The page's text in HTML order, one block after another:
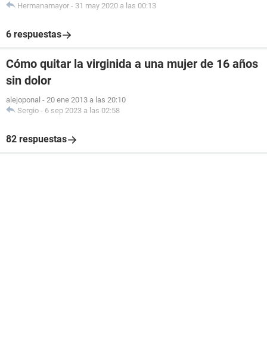
Hermanamayor - 31 may 2020 a las 00:13
6 respuestas
Cómo quitar la virginida a una mujer de 16 años
sin dolor
alejoponal - 20 ene 2013 a las 20:10
Sergio - 6 sep 2023 a las 02:58
82 respuestas